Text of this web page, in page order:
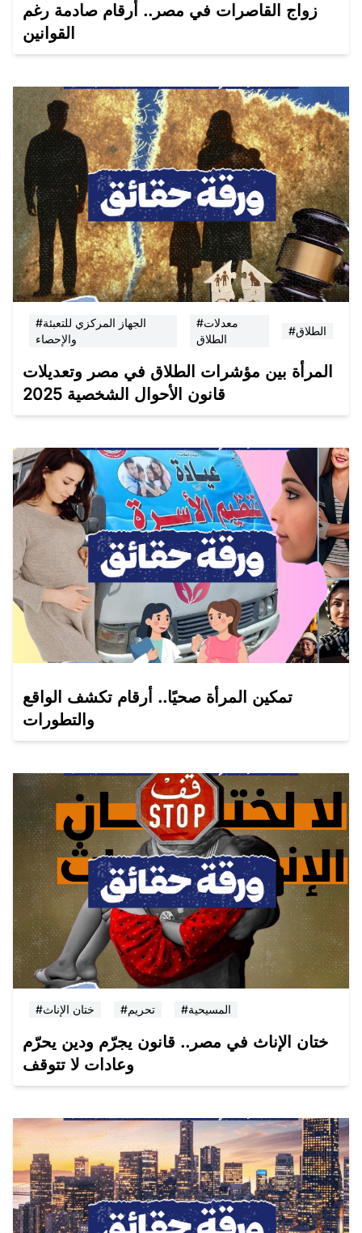
زواج القاصرات في مصر.. أرقام صادمة رغم
القوانين
#الجهاز المركزي للتعبئة
والإحصاء
#معدلات
الطلاق
#الطلاق
المرأة بين مؤشرات الطلاق في مصر وتعديلات
قانون الأحوال الشخصية 2025
تمكين المرأة صحيًا.. أرقام تكشف الواقع
والتطورات
#ختان الإناث #تحريم #المسيحية
ختان الإناث في مصر.. قانون يجرّم ودين يحرّم
وعادات لا تتوقف